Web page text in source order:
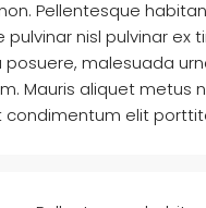
Pellentesque
nisl pulvinar ex
malesuada
Mauris aliquet metus
condimentum elit